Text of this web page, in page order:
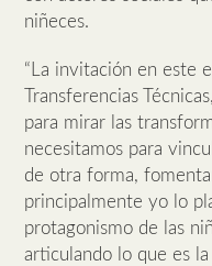
niñeces.
“La invitación en este
Transferencias
para mirar las
necesitamos para
de otra forma,
principalmente yo lo
protagonismo de las
articulando lo que es